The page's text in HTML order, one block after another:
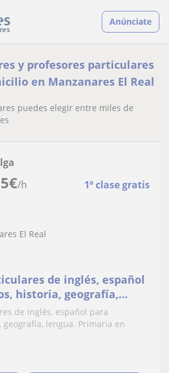
Anúnciate
y profesores particulares
en Manzanares El Real
puedes elegir entre miles de
€/h 1ª clase gratis
El Real
de inglés, español
historia, geografía,
en general
de inglés, español para
lengua. Primaria en